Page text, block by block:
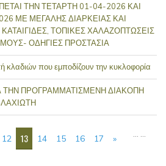
ΤΗΝ ΤΕΤΑΡΤΗ 01-04-2026 ΚΑΙ
ΜΕ ΜΕΓΑΛΗΣ ΔΙΑΡΚΕΙΑΣ ΚΑΙ
ΤΟΠΙΚΕΣ ΧΑΛΑΖΟΠΤΩΣΕΙΣ
ΟΔΗΓΙΕΣ ΠΡΟΣΤΑΣΙΑ
κλαδιών που εμποδίζουν την κυκλοφορία
ΤΗΝ ΠΡΟΓΡΑΜΜΑΤΙΣΜΕΝΗ ΔΙΑΚΟΠΗ
12 13 14 15 16 17 »